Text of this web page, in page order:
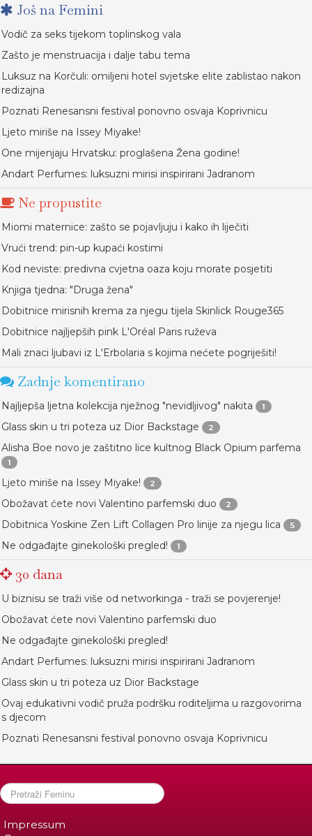
Još na Femini
Vodič za seks tijekom toplinskog vala
Zašto je menstruacija i dalje tabu tema
Luksuz na Korčuli: omiljeni hotel svjetske elite zablistao nakon
redizajna
Poznati Renesansni festival ponovno osvaja Koprivnicu
Ljeto miriše na Issey Miyake!
One mijenjaju Hrvatsku: proglašena Žena godine!
Andart Perfumes: luksuzni mirisi inspirirani Jadranom
Ne propustite
Miomi maternice: zašto se pojavljuju i kako ih liječiti
Vrući trend: pin-up kupaći kostimi
Kod neviste: predivna cvjetna oaza koju morate posjetiti
Knjiga tjedna: "Druga žena"
Dobitnice mirisnih krema za njegu tijela Skinlick Rouge365
Dobitnice najljepših pink L'Oréal Paris ruževa
Mali znaci ljubavi iz L'Erbolaria s kojima nećete pogriješiti!
Zadnje komentirano
Najljepša ljetna kolekcija nježnog "nevidljivog" nakita 1
Glass skin u tri poteza uz Dior Backstage 2
Alisha Boe novo je zaštitno lice kultnog Black Opium parfema
1
Ljeto miriše na Issey Miyake! 2
Obožavat ćete novi Valentino parfemski duo 2
Dobitnica Yoskine Zen Lift Collagen Pro linije za njegu lica 5
Ne odgađajte ginekološki pregled! 1
30 dana
U biznisu se traži više od networkinga - traži se povjerenje!
Obožavat ćete novi Valentino parfemski duo
Ne odgađajte ginekološki pregled!
Andart Perfumes: luksuzni mirisi inspirirani Jadranom
Glass skin u tri poteza uz Dior Backstage
Ovaj edukativni vodič pruža podršku roditeljima u razgovorima
s djecom
Poznati Renesansni festival ponovno osvaja Koprivnicu
Impressum